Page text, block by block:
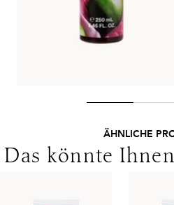
dehydroacetate, sodium
tetrahydrodiferuloylmethane,
diacetate, tocopherol,
Ausland gelten andere
ÄHNLICHE
Das könnte